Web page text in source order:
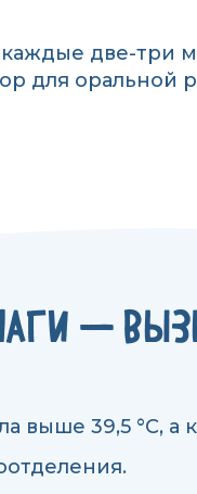
каждые две-три
для оральной
—
выше 39,5 °C, а